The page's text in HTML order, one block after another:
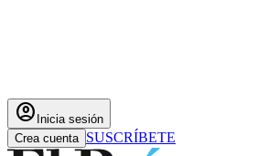
account_circle Inicia sesión
Crea cuenta SUSCRÍBETE